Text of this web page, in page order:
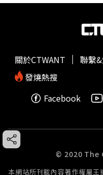
關於CTWANT 聯繫
發燒熱搜
Facebook
© 2020 The
本網站所刊載內容著作權屬